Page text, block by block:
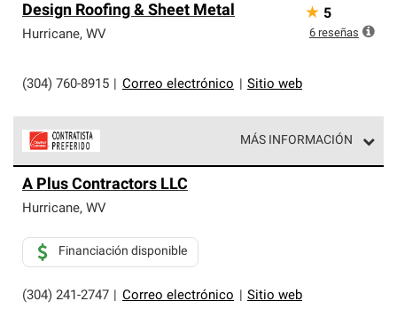
Corning constituyen el nivel superior de nuestra red
exclusiva y cumplen con estándares estrictos de
sistemas de techos.
Design Roofing & Sheet Metal
Hurricane, WV
(304) 760-8915 Correo electrónico Sitio web
★ 5
6 reseñas
MÁS INFORMACIÓN
parte de una red exclusiva de profesionales de techos
que cumplen con altos estándares y requisitos estrictos
A Plus Contractors LLC
Hurricane, WV
(304) 241-2747 Correo electrónico Sitio web
Financiación disponible